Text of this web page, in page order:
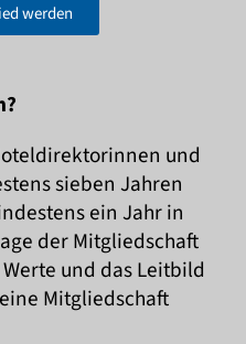
werden
und
sieben Jahren
ein Jahr in
der Mitgliedschaft
und das Leitbild
Mitgliedschaft